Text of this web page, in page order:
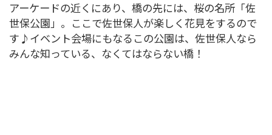
アーケードの近くにあり、橋の先には、桜の名所「佐
世保公園」。ここで佐世保人が楽しく花見をするので
す♪イベント会場にもなるこの公園は、佐世保人なら
みんな知っている、なくてはならない橋！